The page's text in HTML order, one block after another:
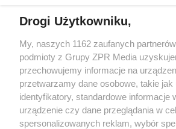
Żaden utwór zamieszczony w serwisie nie może
rozpowszechniany lub dalej rozpowszechniany w
tym także elektroniczny lub mechaniczny) na
eksploatacji w jakiejkolwiek formie, włącznie z
bez pisemnej zgody właściciela praw.
wykorzystanie utworów w całości lub w części z
bez właściwej zgody, jest zabronione pod groźbą
prawnie.
Drogi Użytkowniku,
My, naszych 1162 zaufanych
podmioty z Grupy ZPR Media
przechowujemy informacje na
przetwarzamy dane osobowe, takie jak
identyfikatory, standardowe informacje
urządzenie czy dane przeglądania w
spersonalizowanych reklam, wybór